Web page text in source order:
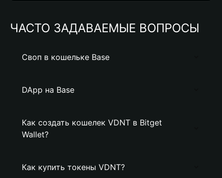
ЧАСТО ЗАДАВАЕМЫЕ ВОПРОСЫ
Своп в кошельке Base
DApp на Base
Как создать кошелек VDNT в Bitget
Wallet?
Как купить токены VDNT?